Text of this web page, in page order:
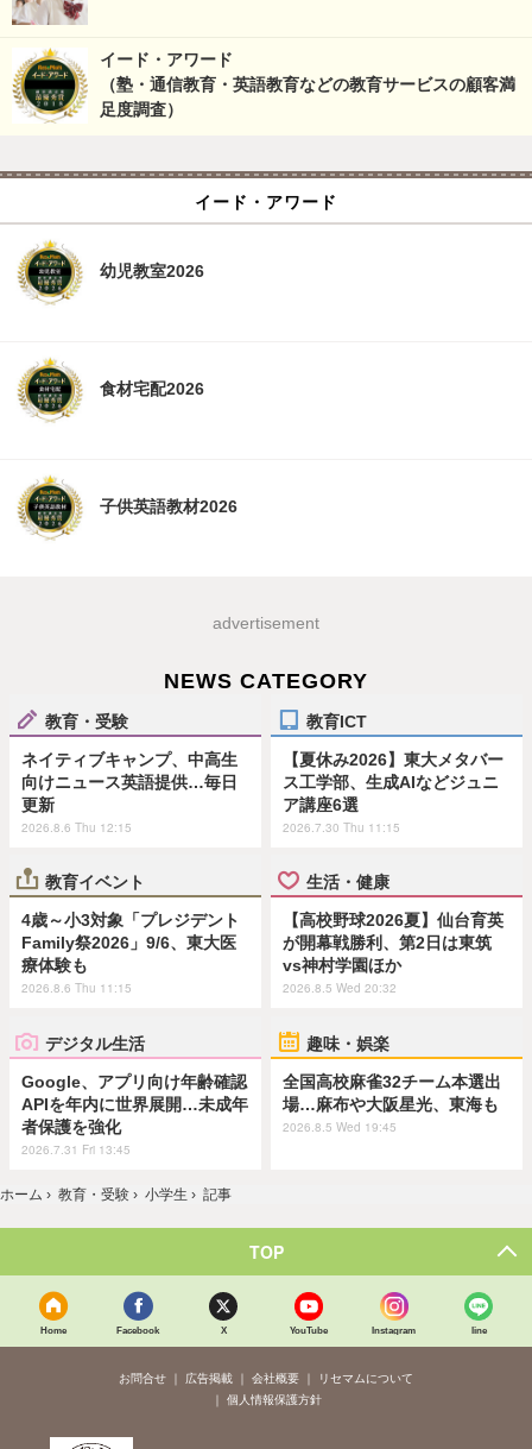
イード・アワード
（塾・通信教育・英語教育などの教育サービスの顧客満
足度調査）
イード・アワード
幼児教室2026
食材宅配2026
子供英語教材2026
advertisement
NEWS CATEGORY
教育・受験
ネイティブキャンプ、中高生
向けニュース英語提供…毎日
更新
2026.8.6 Thu 12:15
教育ICT
【夏休み2026】東大メタバー
ス工学部、生成AIなどジュニ
ア講座6選
2026.7.30 Thu 11:15
教育イベント
4歳～小3対象「プレジデント
Family祭2026」9/6、東大医
療体験も
2026.8.6 Thu 11:15
生活・健康
【高校野球2026夏】仙台育英
が開幕戦勝利、第2日は東筑
vs神村学園ほか
2026.8.5 Wed 20:32
デジタル生活
Google、アプリ向け年齢確認
APIを年内に世界展開…未成年
者保護を強化
2026.7.31 Fri 13:45
趣味・娯楽
全国高校麻雀32チーム本選出
場…麻布や大阪星光、東海も
2026.8.5 Wed 19:45
ホーム › 教育・受験 › 小学生 › 記事
TOP
Home Facebook X YouTube Instagram line
お問合せ 広告掲載 会社概要
リセマムについて
個人情報保護方針